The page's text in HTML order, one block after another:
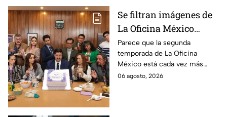
Se filtran imágenes de
La Oficina México
temporada 2 y un
detalle desata teorías
entre los fans
Parece que la segunda
temporada de La Oficina
México está cada vez más
cerca, pues el elenco ya se
06 agosto, 2026